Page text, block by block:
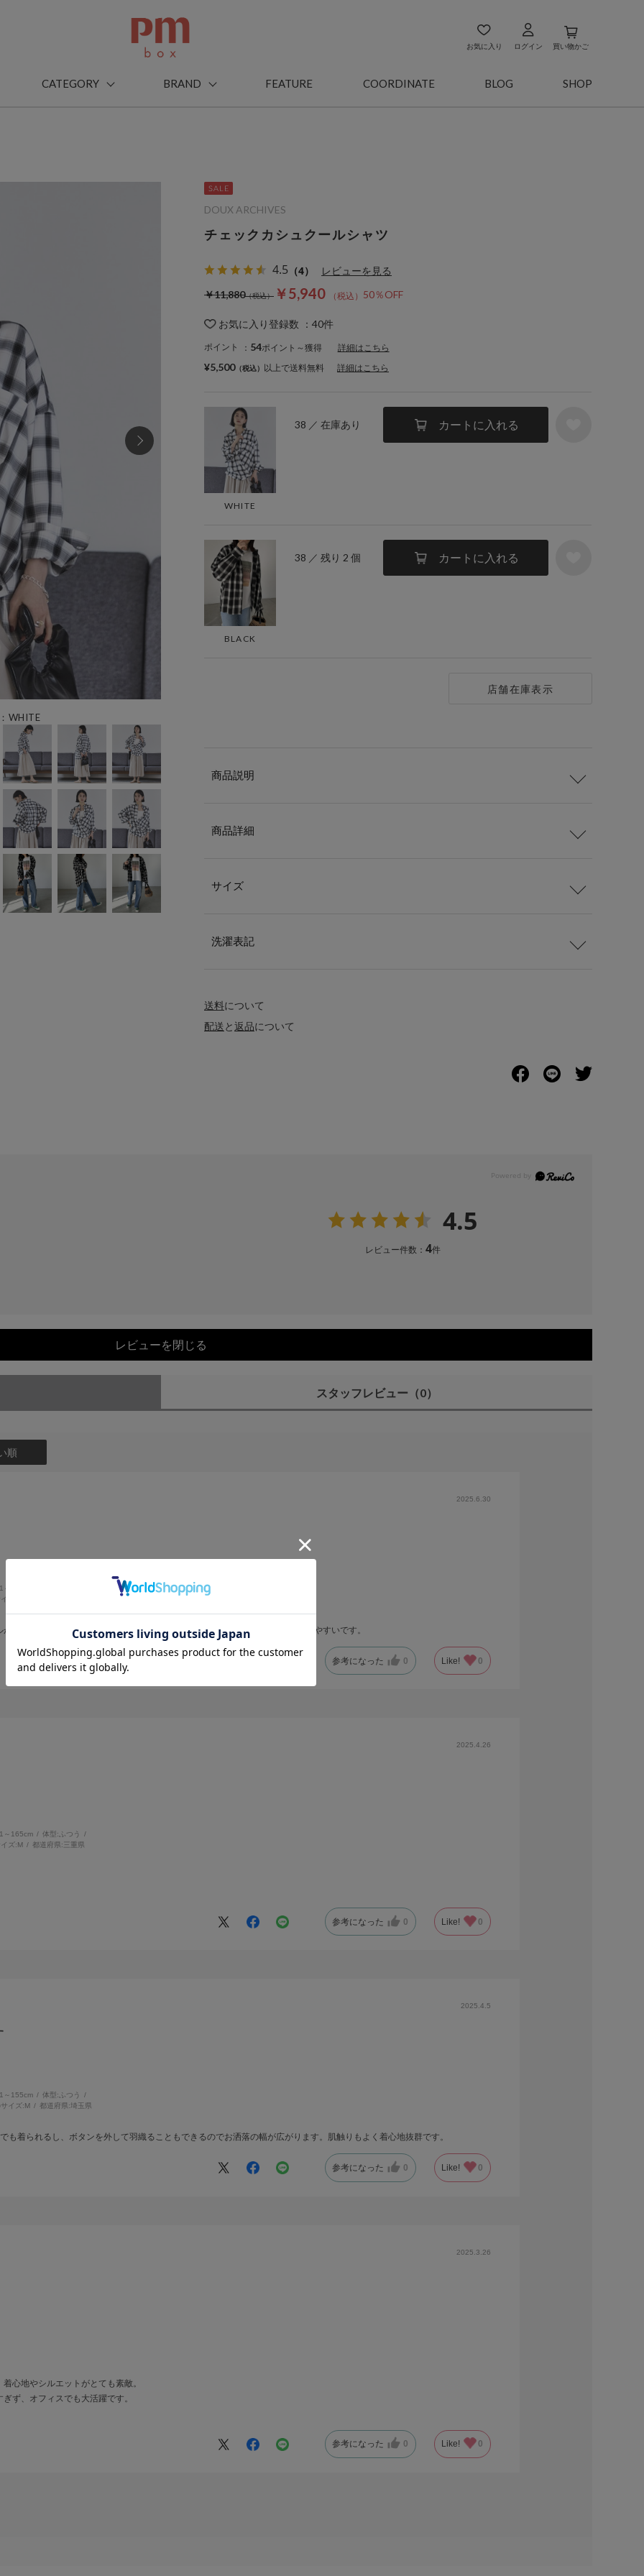
お気に入り ログイン 買い物かご
CATEGORY BRAND FEATURE COORDINATE BLOG SHOP
WHITE
チェックカシュクールシャツ
4.5 （4） レビューを見る
￥5,940 50％OFF
￥11,880
お気に入り登録数 ：40件
ポイント ： 54ポイント～獲得 詳細はこちら
WHITE
38 ／ 在庫あり カートに入れる
BLACK
38 ／ 残り 2 個 カートに入れる
店舗在庫表示
DOUX ARCHIVES
¥5,500 以上で送料無料 詳細はこちら
商品説明
商品詳細
サイズ
洗濯表記
送料について
配送と返品について
4.5
レビュー件数： 4件
レビューを閉じる
スタッフレビュー （0）
順
2025.6.30
～165cm
ズ:
楽しめます。白と黒のコントラストがはっきりした柄なので黒や茶にもあわせやすいです。
参考になった 0 Like! 0
2025.4.26
～165cm 体型: ふつう
ズ:M 都道府県:三重県
参考になった 0 Like! 0
2025.4.5
～155cm 体型:ふつう
イズ: M 都道府県:埼玉県
も着られるし、ボタンを外して羽織ることもできるのでお洒落の幅が広がります。肌触りもよく着心地抜群です。
参考になった 0 Like! 0
2025.3.26
心地やシルエットがとても素敵。
ぎず、オフィスでも大活躍です。
参考になった 0 Like! 0